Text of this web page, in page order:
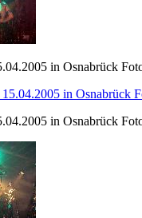
in Osnabrück
in Osnabrück